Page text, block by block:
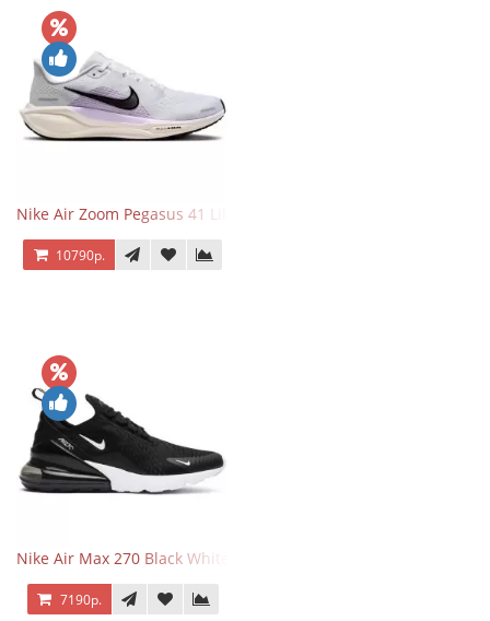
Nike Air Zoom Pegasus 41 Lilac Bloom
10790р.
Nike Air Max 270 Black White
7190р.